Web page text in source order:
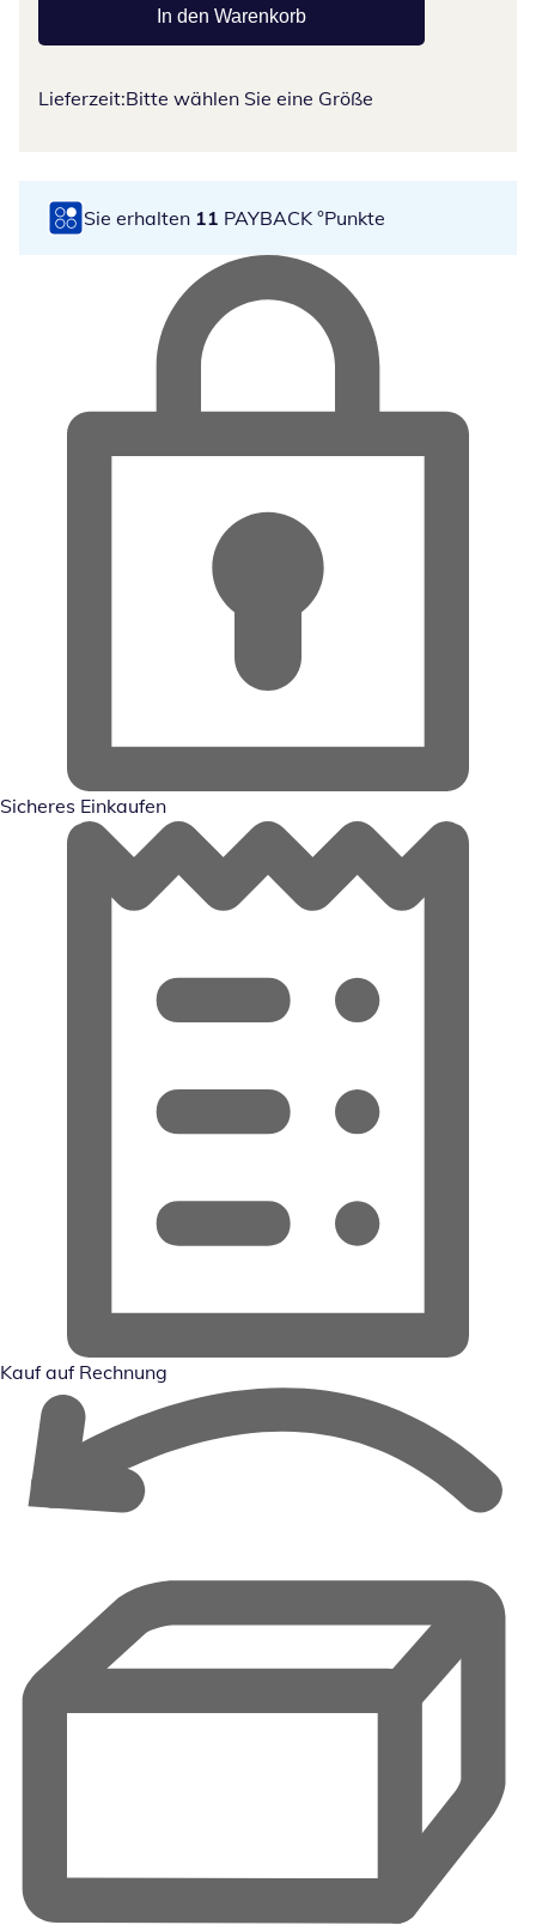
In den Warenkorb
Lieferzeit:Bitte wählen Sie eine Größe
Sie erhalten 11 PAYBACK °Punkte
Sicheres Einkaufen
Kauf auf Rechnung